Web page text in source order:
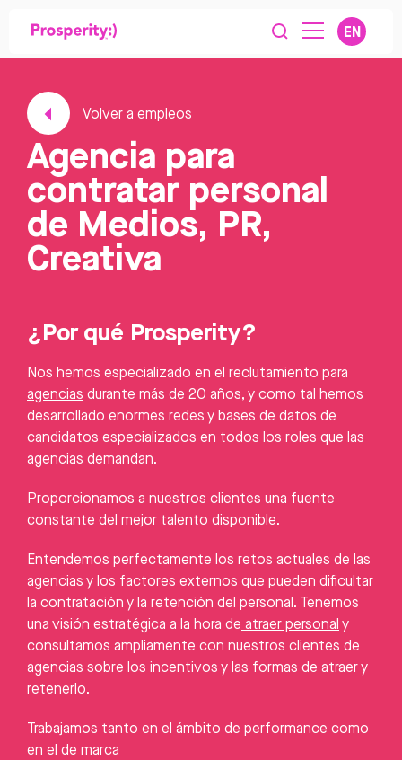
EN
Volver a empleos
Agencia para
contratar personal
de Medios, PR,
Creativa
¿Por qué Prosperity?
Nos hemos especializado en el reclutamiento para
agencias durante más de 20 años, y como tal hemos
desarrollado enormes redes y bases de datos de
candidatos especializados en todos los roles que las
agencias demandan.
Proporcionamos a nuestros clientes una fuente
constante del mejor talento disponible.
Entendemos perfectamente los retos actuales de las
agencias y los factores externos que pueden dificultar
la contratación y la retención del personal. Tenemos
una visión estratégica a la hora de atraer personaly
consultamos ampliamente con nuestros clientes de
agencias sobre los incentivos y las formas de atraer y
retenerlo.
Trabajamos tanto en el ámbito de performance como
en el de marca